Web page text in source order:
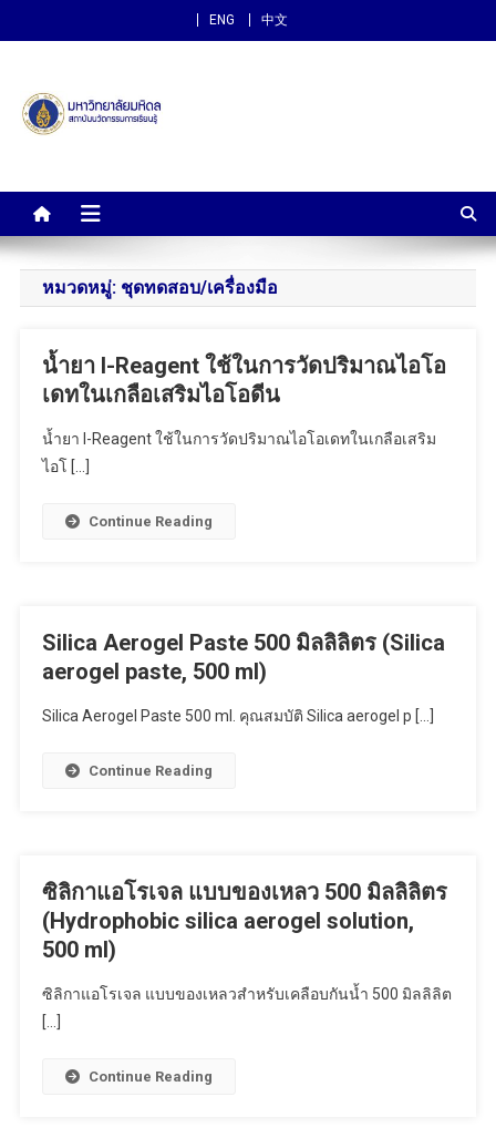
ENG 中文
สถาบันนวัตกรรมการเรียนรู้
หมวดหมู่: ชุดทดสอบ/เครื่องมือ
น้ำยา I-Reagent ใช้ในการวัดปริมาณไอโอ
เดทในเกลือเสริมไอโอดีน
น้ำยา I-Reagent ใช้ในการวัดปริมาณไอโอเดทในเกลือเสริม
ไอโ […]
Continue Reading
Silica Aerogel Paste 500 มิลลิลิตร (Silica
aerogel paste, 500 ml)
Silica Aerogel Paste 500 ml. คุณสมบัติ Silica aerogel p […]
Continue Reading
ซิลิกาแอโรเจล แบบของเหลว 500 มิลลิลิตร
(Hydrophobic silica aerogel solution,
500 ml)
ซิลิกาแอโรเจล แบบของเหลวสำหรับเคลือบกันน้ำ 500 มิลลิลิต
[…]
Continue Reading